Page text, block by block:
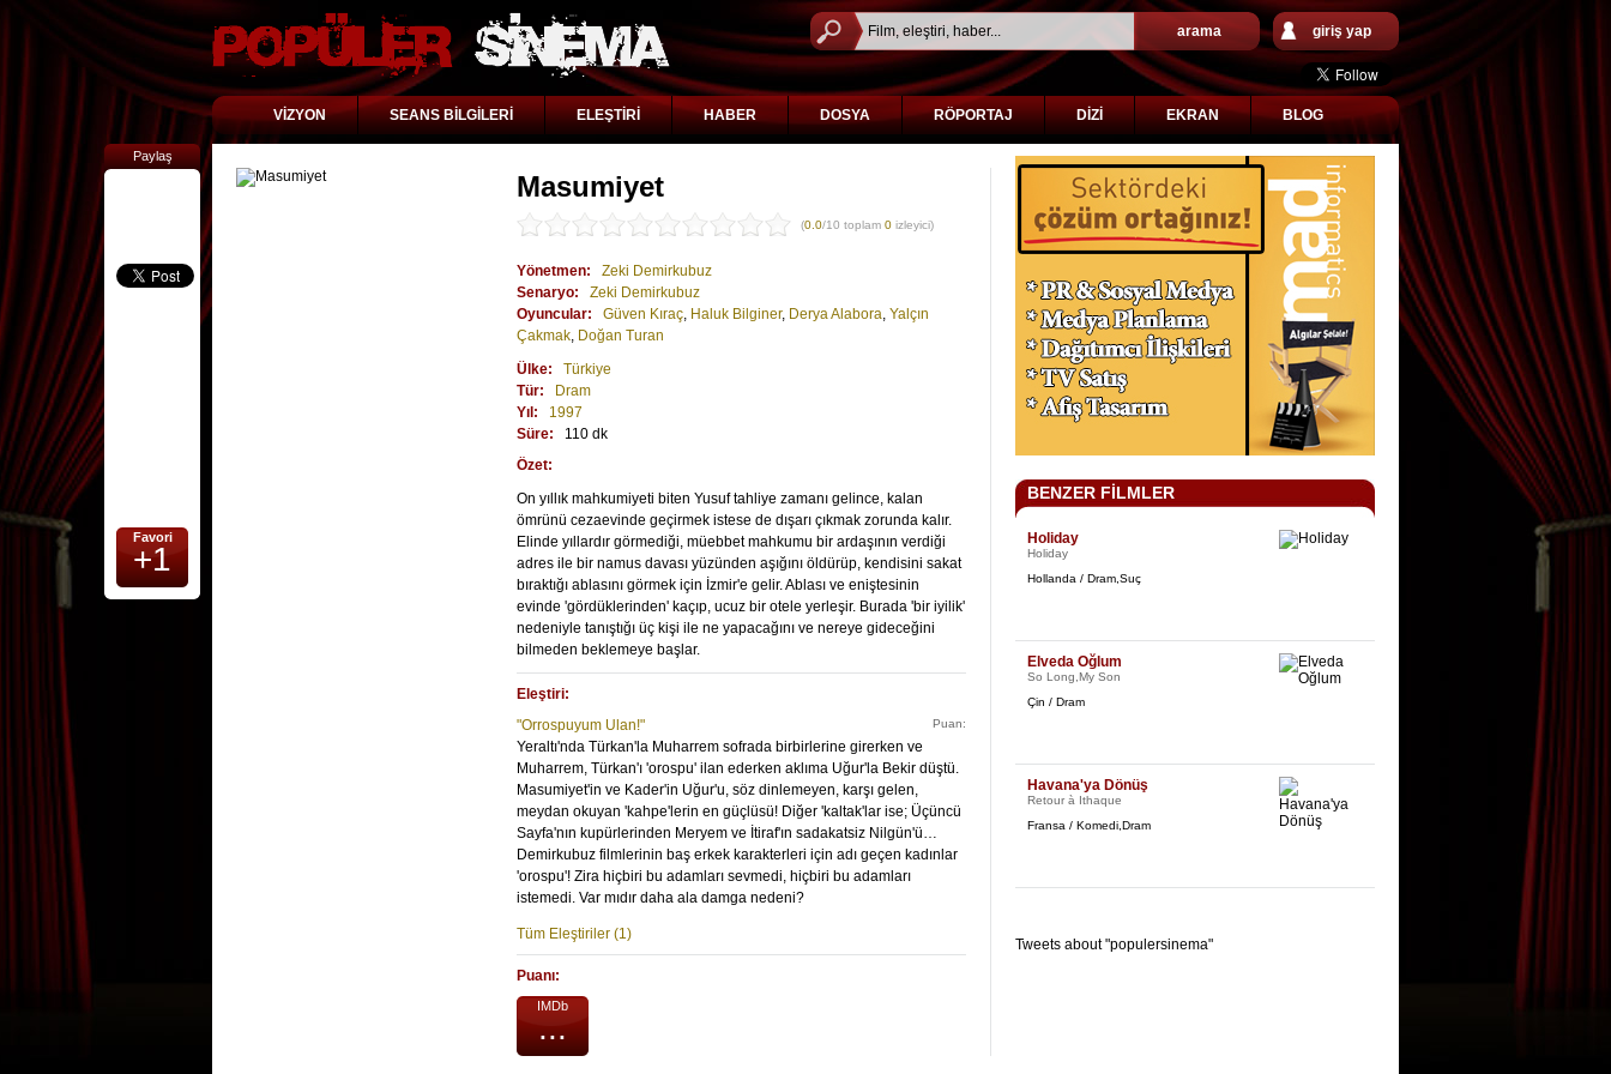
arama giriş yap
VİZYON SEANS BİLGİLERİ ELEŞTİRİ HABER DOSYA RÖPORTAJ DİZİ EKRAN BLOG
Paylaş
Favori
+1
Masumiyet
(0.0/10 toplam 0 izleyici)
Yönetmen:
Zeki Demirkubuz
Senaryo:
Zeki Demirkubuz
Oyuncular:
Güven Kıraç, Haluk Bilginer, Derya Alabora, Yalçın
Çakmak, Doğan Turan
Ülke:
Türkiye
Tür:
Dram
Yıl:
1997
Süre:
110 dk
Özet:
On yıllık mahkumiyeti biten Yusuf tahliye zamanı gelince, kalan
ömrünü cezaevinde geçirmek istese de dışarı çıkmak zorunda kalır.
Elinde yıllardır görmediği, müebbet mahkumu bir ardaşının verdiği
adres ile bir namus davası yüzünden aşığını öldürüp, kendisini sakat
bıraktığı ablasını görmek için İzmir'e gelir. Ablası ve eniştesinin
evinde 'gördüklerinden' kaçıp, ucuz bir otele yerleşir. Burada 'bir iyilik'
nedeniyle tanıştığı üç kişi ile ne yapacağını ve nereye gideceğini
bilmeden beklemeye başlar.
Eleştiri:
Puan:
"Orrospuyum Ulan!"
Yeraltı'nda Türkan'la Muharrem sofrada birbirlerine girerken ve
Muharrem, Türkan'ı 'orospu' ilan ederken aklıma Uğur'la Bekir düştü.
Masumiyet'in ve Kader'in Uğur'u, söz dinlemeyen, karşı gelen,
meydan okuyan 'kahpe'lerin en güçlüsü! Diğer 'kaltak'lar ise; Üçüncü
Sayfa'nın kupürlerinden Meryem ve İtiraf'ın sadakatsiz Nilgün'ü…
Demirkubuz filmlerinin baş erkek karakterleri için adı geçen kadınlar
'orospu'! Zira hiçbiri bu adamları sevmedi, hiçbiri bu adamları
istemedi. Var mıdır daha ala damga nedeni?
Tüm Eleştiriler (1)
Puanı:
IMDb
...
BENZER FİLMLER
Holiday
Holiday
Hollanda / Dram,Suç
Elveda Oğlum
So Long,My Son
Çin / Dram
Havana'ya Dönüş
Retour à Ithaque
Fransa / Komedi,Dram
Tweets about "populersinema"